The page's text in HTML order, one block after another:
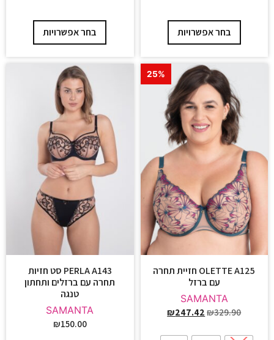
בחר אפשרויות בחר אפשרויות
25%
OLETTE A125 חזיית תחרה
עם ברזל
SAMANTA
₪329.90
₪247.42
PERLA A143 סט חזיות
תחרה עם ברזלים ותחתון
טנגה
SAMANTA
₪150.00